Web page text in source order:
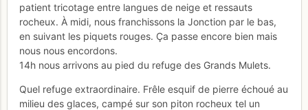
patient tricotage entre langues de neige et ressauts
rocheux. À midi, nous franchissons la Jonction par le bas,
en suivant les piquets rouges. Ça passe encore bien mais
nous nous encordons.
14h nous arrivons au pied du refuge des Grands Mulets.
Quel refuge extraordinaire. Frêle esquif de pierre échoué au
milieu des glaces, campé sur son piton rocheux tel un